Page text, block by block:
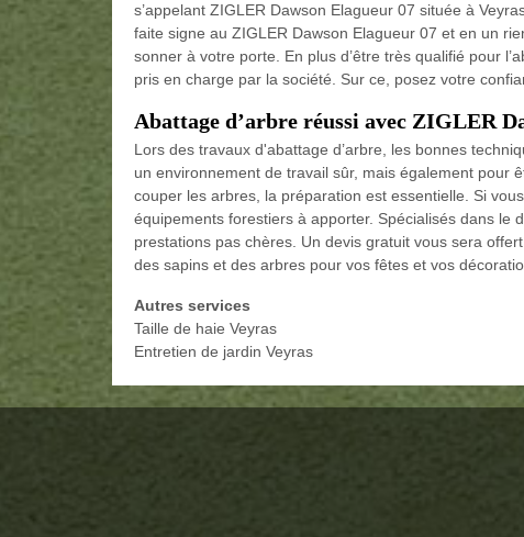
s’appelant ZIGLER Dawson Elagueur 07 située à
faite signe au ZIGLER Dawson Elagueur 07 et en un
sonner à votre porte. En plus d’être très qualifié pour
pris en charge par la société. Sur ce, posez votre
Abattage d’arbre réussi avec ZIGLER
Lors des travaux d'abattage d’arbre, les bonnes
un environnement de travail sûr, mais également pour
couper les arbres, la préparation est essentielle. Si
équipements forestiers à apporter. Spécialisés dans le
prestations pas chères. Un devis gratuit vous sera
des sapins et des arbres pour vos fêtes et vos
Autres services
Taille de haie Veyras
Entretien de jardin Veyras